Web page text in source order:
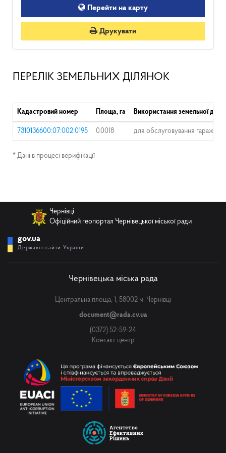
Перейти на карту
Друкувати
ПЕРЕЛІК ЗЕМЕЛЬНИХ ДІЛЯНОК
Кадастровий номер Площа, га Використання земельної
7310136600:07:002:0195 0.0018 для обслуговування гаража
* Дані в процесі верифікації
Чернівці
Офіційний геопортал Чернівецької міської ради
gov.ua
Державні сайти України
Чернівецька міська рада
Центральна площа, 1, 58002 м. Чернівці
document@rada.cv.ua
(0372) 52-59-24
Контакт центр